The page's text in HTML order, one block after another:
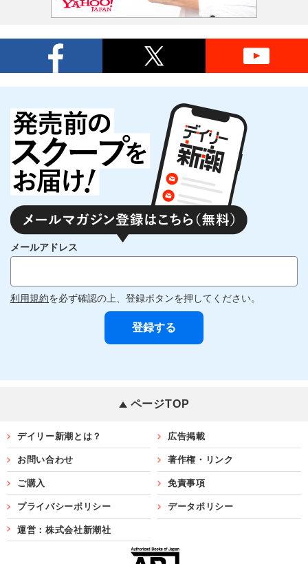
メールアドレス
利用規約を必ず確認の上、登録ボタンを押してください。
ページTOP
デイリー新潮とは？ 広告掲載
お問い合わせ 著作権・リンク
ご購入 免責事項
プライバシーポリシー データポリシー
運営：株式会社新潮社